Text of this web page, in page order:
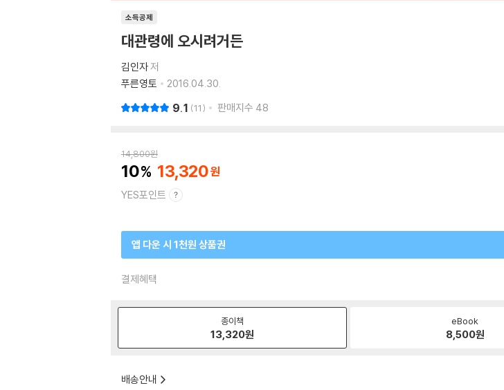
소득공제
대관령에 오시려거든
김인자저
푸른영토
2016.04.30.
9.1 11 판매지수 48
14,800원
10 13,320
YES포인트
앱 다운 시 1천원 상품권
결제혜택
종이책
13,320원
eBook
8,500원
배송안내